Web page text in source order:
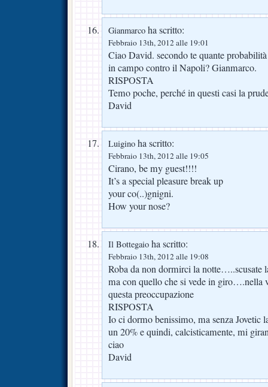
Gianmarco ha scritto:
Febbraio 13th, 2012 alle 19:01
Ciao David. secondo te quante
in campo contro il Napoli? Gianmarco.
RISPOSTA
Temo poche, perché in questi casi la
David
Luigino ha scritto:
Febbraio 13th, 2012 alle 19:05
Cirano, be my guest!!!!
It’s a special pleasure break up
your co(..)gnigni.
How your nose?
Il Bottegaio ha scritto:
Febbraio 13th, 2012 alle 19:08
Roba da non dormirci la notte…..scusate
ma con quello che si vede in
questa preoccupazione
RISPOSTA
Io ci dormo benissimo, ma senza Jovetic
un 20% e quindi, calcisticamente, mi
ciao
David